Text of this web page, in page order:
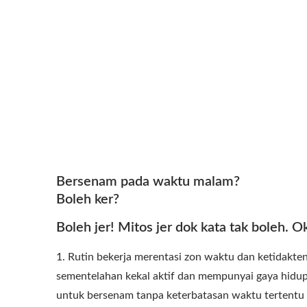
Bersenam pada waktu malam?
Boleh ker?
Boleh jer! Mitos jer dok kata tak boleh.
1. Rutin bekerja merentasi zon waktu dan
sementelahan kekal aktif dan mempunyai gaya
untuk bersenam tanpa keterbatasan waktu